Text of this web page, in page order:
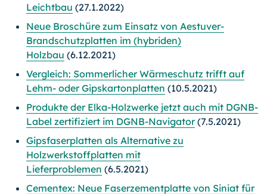
Leichtbau (27.1.2022)
Neue Broschüre zum Einsatz von Aestuver-
Brandschutzplatten im (hybriden)
Holzbau (6.12.2021)
Vergleich: Sommerlicher Wärmeschutz trifft auf
Lehm- oder Gipskartonplatten (10.5.2021)
Produkte der Elka-Holzwerke jetzt auch mit DGNB-
Label zertifiziert im DGNB-Navigator(7.5.2021)
Gipsfaserplatten als Alternative zu
Holzwerkstoffplatten mit
Lieferproblemen (6.5.2021)
Cementex: Neue Faserzementplatte von Siniat für